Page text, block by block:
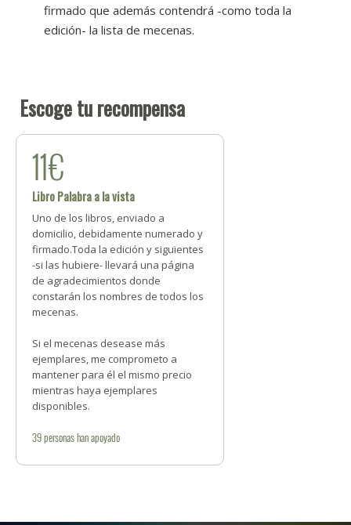
firmado que además contendrá -como toda la
edición- la lista de mecenas.
Escoge tu recompensa
11€
Libro Palabra a la vista
Uno de los libros, enviado a
domicilio, debidamente numerado y
firmado.Toda la edición y siguientes
-si las hubiere- llevará una página
de agradecimientos donde
constarán los nombres de todos los
mecenas.
Si el mecenas desease más
ejemplares, me comprometo a
mantener para él el mismo precio
mientras haya ejemplares
disponibles.
39personashan apoyado